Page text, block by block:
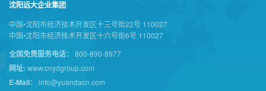
沈阳远大企业集团
中国•沈阳市经济技术开发区十三号街22号 110027
中国•沈阳市经济技术开发区十六号街6号 110027
全国免费服务电话： 800-890-8977
网址: www.cnydgroup.com
E-Mail： info@yuandacn.com